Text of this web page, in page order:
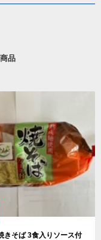
品
きそば 3食入りソース付